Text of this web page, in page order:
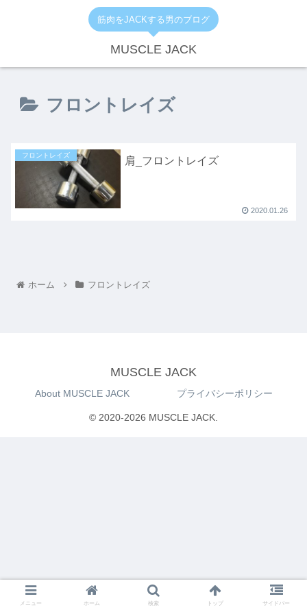
筋肉をJACKする男のブログ
MUSCLE JACK
フロントレイズ
フロントレイズ 肩_フロントレイズ
2020.01.26
ホーム フロントレイズ
MUSCLE JACK
About MUSCLE JACK プライバシーポリシー
© 2020-2026 MUSCLE JACK.
メニュー ホーム 検索 トップ サイドバー